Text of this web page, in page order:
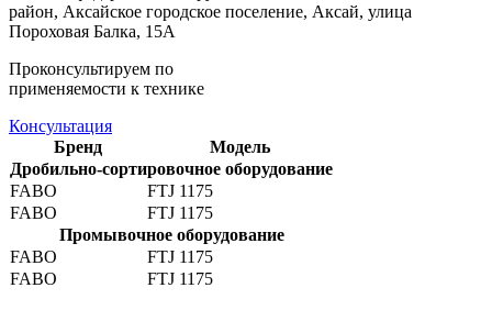
район, Аксайское городское поселение, Аксай, улица
Пороховая Балка, 15А
Проконсультируем по
применяемости к технике
Консультация
Бренд
Модель
Дробильно-сортировочное оборудование
FABO
FTJ 1175
FABO
FTJ 1175
Промывочное оборудование
FABO
FTJ 1175
FABO
FTJ 1175